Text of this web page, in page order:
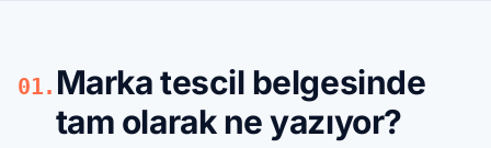
01. Marka tescil belgesinde
tam olarak ne yazıyor?